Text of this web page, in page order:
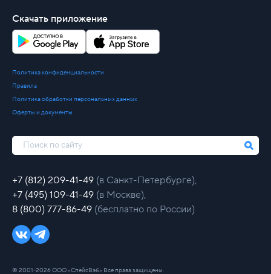
Скачать приложение
Политика конфиденциальности
Правила
Политика обработки персональных данных
Оферты и документы
+7 (812) 209-41-49 (в Санкт-Петербурге),
+7 (495) 109-41-49 (в Москве),
8 (800) 777-86-49 (бесплатно по России)
© 2001-2026 ООО «СпейсВэб» Все права защищены.